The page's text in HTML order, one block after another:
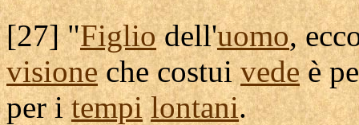
[27] "Figliodell'uomo,
visioneche costuivedeè
per itempi lontani.